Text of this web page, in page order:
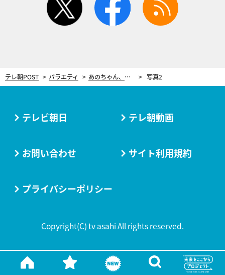
テレ朝POST バラエティ あのちゃん、驚異のモーニングルーティン「5分でできるのそれ？」 写真2
テレビ朝日 テレ朝動画
お問い合わせ サイト利用規約
プライバシーポリシー
Copyright(C) tv asahi All rights reserved.